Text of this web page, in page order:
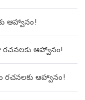
ఆహ్వానం!
ఆహ్వానం!
రచనలకు ఆహ్వానం!